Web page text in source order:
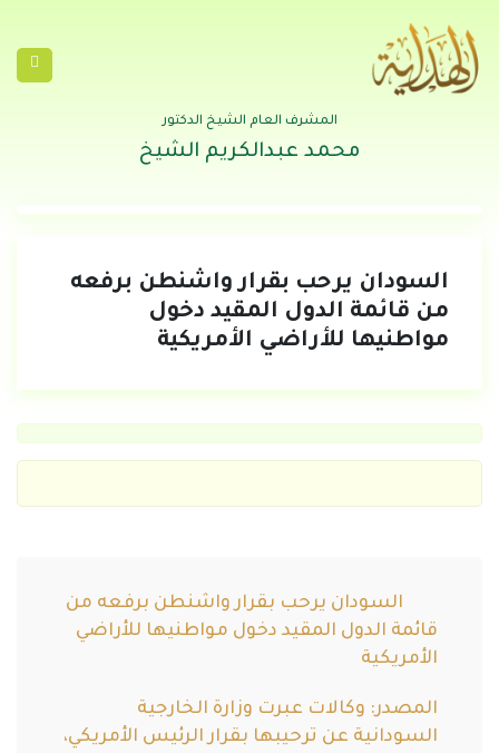
المشرف العام الشيخ الدكتور
محمد عبدالكريم الشيخ
السودان يرحب بقرار واشنطن برفعه
من قائمة الدول المقيد دخول
مواطنيها للأراضي الأمريكية
السودان يرحب بقرار واشنطن برفعه من
قائمة الدول المقيد دخول مواطنيها للأراضي
الأمريكية
المصدر: وكالات عبرت وزارة الخارجية
السودانية عن ترحيبها بقرار الرئيس الأمريكي،